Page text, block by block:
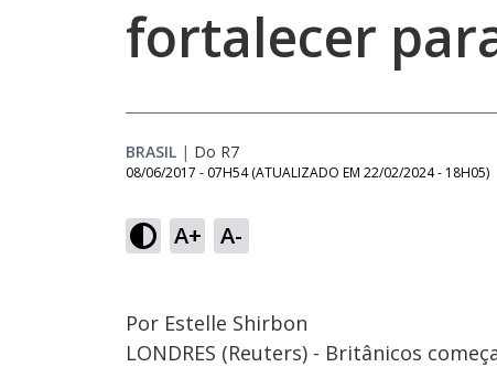
fortalecer
BRASIL | Do R7
08/06/2017 - 07H54 (ATUALIZADO EM 22/02/2024 - 18H05)
A+ A-
Por Estelle Shirbon
LONDRES (Reuters) - Britânicos